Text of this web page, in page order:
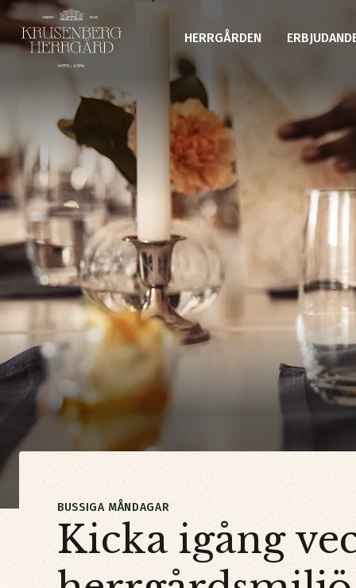
HERRGÅRDEN
BUSSIGA MÅNDAGAR
Kicka igång